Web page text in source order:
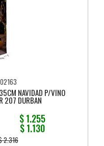
NAVIDAD P/VINO
207 DURBAN
$ 1.255
$ 1.130
2.316